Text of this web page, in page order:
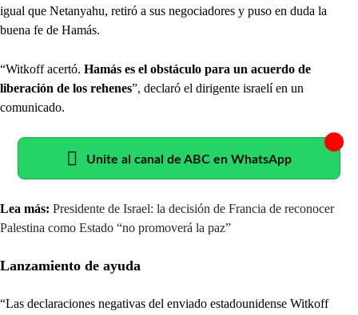
igual que Netanyahu, retiró a sus negociadores y puso en duda la
buena fe de Hamás.
“Witkoff acertó. Hamás es el obstáculo para un acuerdo de
liberación de los rehenes”, declaró el dirigente israelí en un
comunicado.
Unite al canal de ABC en WhatsApp
Lea más: Presidente de Israel: la decisión de Francia de reconocer
Palestina como Estado “no promoverá la paz”
Lanzamiento de ayuda
“Las declaraciones negativas del enviado estadounidense Witkoff